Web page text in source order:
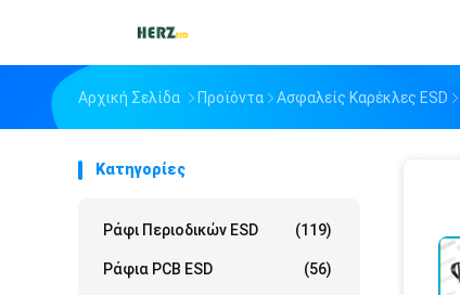
Αρχική Σελίδα Προϊόντα Ασφαλείς Καρέκλες ESD
Κατηγορίες
Ράφι Περιοδικών ESD (119)
Ράφια PCB ESD (56)